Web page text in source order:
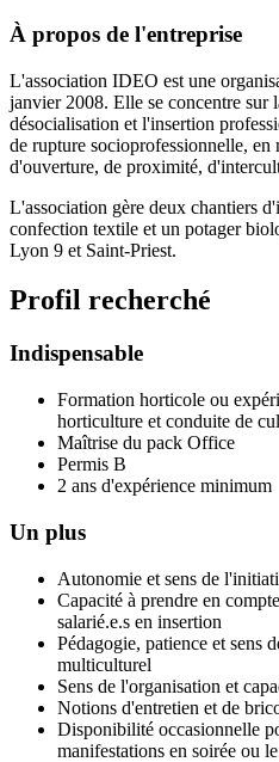
À propos de l'entreprise
L'association IDEO est une
janvier 2008. Elle se concentre sur
désocialisation et l'insertion
de rupture socioprofessionnelle,
d'ouverture, de proximité,
L'association gère deux chantiers
confection textile et un potager
Lyon 9 et Saint-Priest.
Profil recherché
Indispensable
Formation horticole ou
horticulture et conduite de
Maîtrise du pack Office
Permis B
2 ans d'expérience minimum
Un plus
Autonomie et sens de
Capacité à prendre en
salarié.e.s en insertion
Pédagogie, patience et sens
multiculturel
Sens de l'organisation et
Notions d'entretien et de
Disponibilité occasionnelle
manifestations en soirée ou